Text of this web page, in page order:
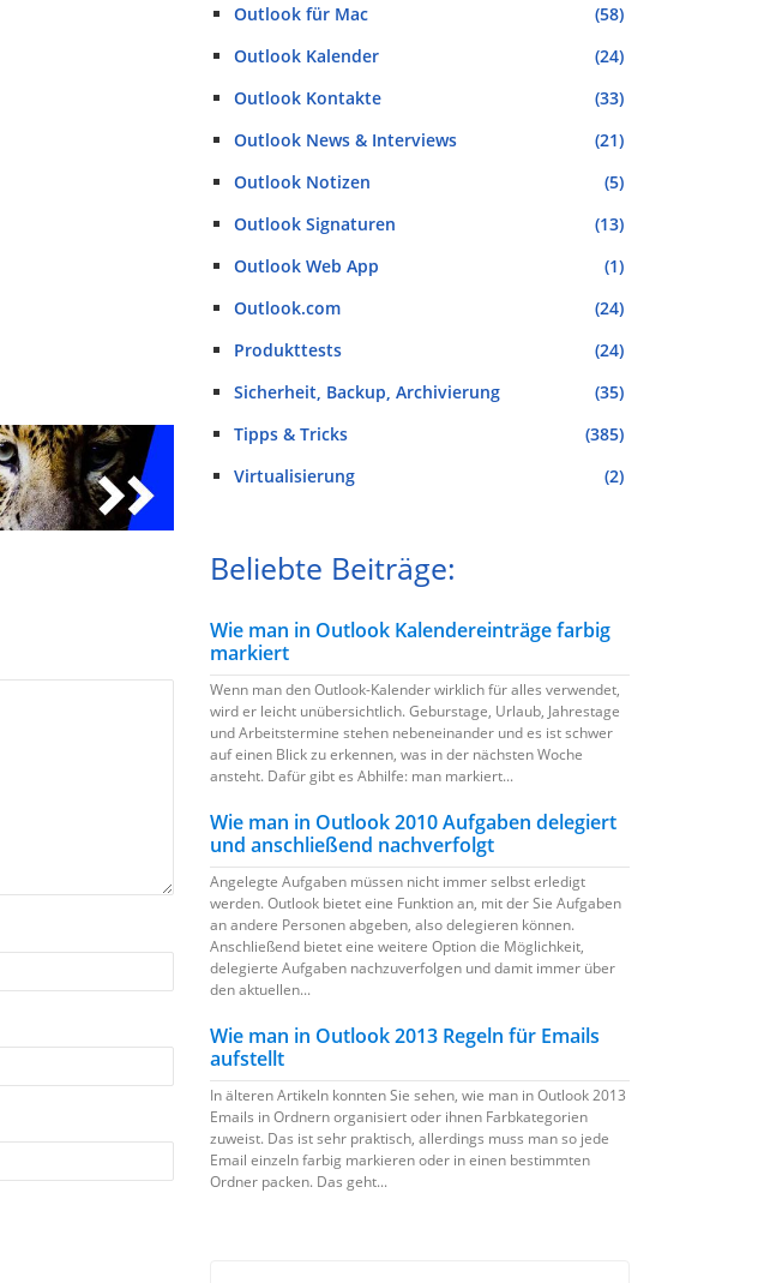
Outlook für Mac
(58)
Outlook Kalender
(24)
Outlook Kontakte
(33)
Outlook News & Interviews
(21)
Outlook Notizen
(5)
Outlook Signaturen
(13)
Outlook Web App
(1)
Outlook.com
(24)
Produkttests
(24)
Sicherheit, Backup, Archivierung
(35)
Tipps & Tricks
(385)
Virtualisierung
(2)
Beliebte Beiträge:
Wie man in Outlook Kalendereinträge farbig
markiert
Wenn man den Outlook-Kalender wirklich für alles verwendet,
wird er leicht unübersichtlich. Geburstage, Urlaub, Jahrestage
und Arbeitstermine stehen nebeneinander und es ist schwer
auf einen Blick zu erkennen, was in der nächsten Woche
ansteht. Dafür gibt es Abhilfe: man markiert...
Wie man in Outlook 2010 Aufgaben delegiert
und anschließend nachverfolgt
Angelegte Aufgaben müssen nicht immer selbst erledigt
werden. Outlook bietet eine Funktion an, mit der Sie Aufgaben
an andere Personen abgeben, also delegieren können.
Anschließend bietet eine weitere Option die Möglichkeit,
delegierte Aufgaben nachzuverfolgen und damit immer über
den aktuellen...
Wie man in Outlook 2013 Regeln für Emails
aufstellt
In älteren Artikeln konnten Sie sehen, wie man in Outlook 2013
Emails in Ordnern organisiert oder ihnen Farbkategorien
zuweist. Das ist sehr praktisch, allerdings muss man so jede
Email einzeln farbig markieren oder in einen bestimmten
Ordner packen. Das geht...